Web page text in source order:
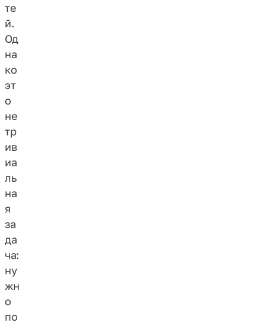
те
й.
Од
на
ко
эт
о
не
тр
ив
иа
ль
на
я
за
да
ча:
ну
жн
о
по